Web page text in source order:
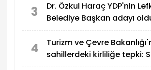
3
Dr. Özkul Haraç YDP'nin
Belediye Başkan adayı
4
Turizm ve Çevre
sahillerdeki kirliliğe tepki: